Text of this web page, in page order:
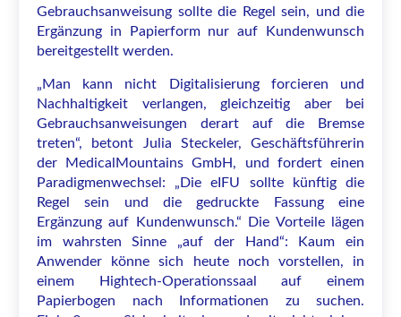
Gebrauchsanweisung sollte die Regel sein, und die
Ergänzung in Papierform nur auf Kundenwunsch
bereitgestellt werden.
„Man kann nicht Digitalisierung forcieren und
Nachhaltigkeit verlangen, gleichzeitig aber bei
Gebrauchsanweisungen derart auf die Bremse
treten“, betont Julia Steckeler, Geschäftsführerin
der MedicalMountains GmbH, und fordert einen
Paradigmenwechsel: „Die eIFU sollte künftig die
Regel sein und die gedruckte Fassung eine
Ergänzung auf Kundenwunsch.“ Die Vorteile lägen
im wahrsten Sinne „auf der Hand“: Kaum ein
Anwender könne sich heute noch vorstellen, in
einem Hightech-Operationssaal auf einem
Papierbogen nach Informationen zu suchen.